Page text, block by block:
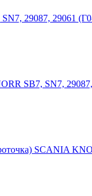
29087, 29061
SB7, SN7,
SCANIA